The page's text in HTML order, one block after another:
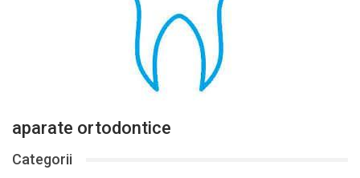
aparate ortodontice
Categorii